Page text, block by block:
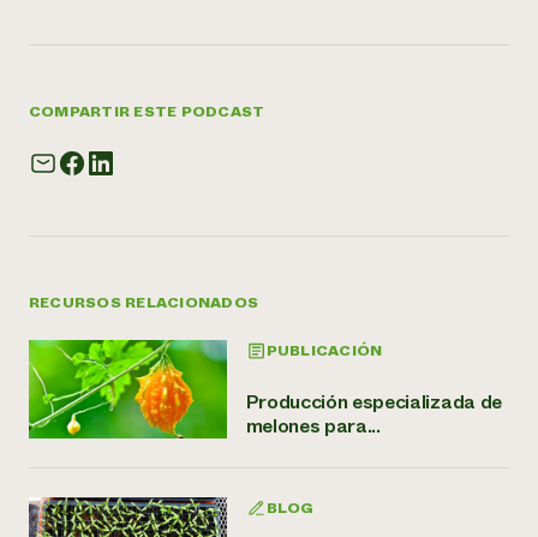
COMPARTIR ESTE PODCAST
RECURSOS RELACIONADOS
PUBLICACIÓN
Producción especializada de
melones para...
BLOG